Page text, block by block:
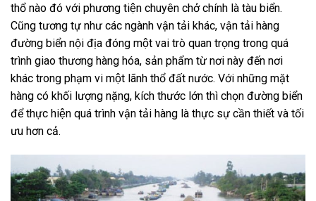
thổ nào đó với phương tiện chuyên chở chính là tàu biển.
Cũng tương tự như các ngành vận tải khác, vận tải hàng
đường biển nội địa đóng một vai trò quan trọng trong quá
trình giao thương hàng hóa, sản phẩm từ nơi này đến nơi
khác trong phạm vi một lãnh thổ đất nước. Với những mặt
hàng có khối lượng nặng, kích thước lớn thì chọn đường biển
để thực hiện quá trình vận tải hàng là thực sự cần thiết và tối
ưu hơn cả.